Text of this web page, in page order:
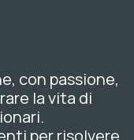
con passione,
la vita di